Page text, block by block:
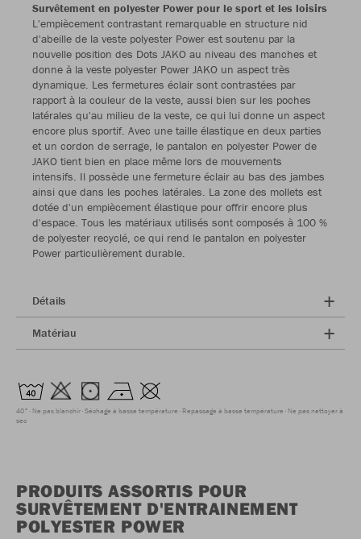
Survêtement en polyester Power pour le sport et les loisirs
L'empiècement contrastant remarquable en structure nid
d'abeille de la veste polyester Power est soutenu par la
nouvelle position des Dots JAKO au niveau des manches et
donne à la veste polyester Power JAKO un aspect très
dynamique. Les fermetures éclair sont contrastées par
rapport à la couleur de la veste, aussi bien sur les poches
latérales qu'au milieu de la veste, ce qui lui donne un aspect
encore plus sportif. Avec une taille élastique en deux parties
et un cordon de serrage, le pantalon en polyester Power de
JAKO tient bien en place même lors de mouvements
intensifs. Il possède une fermeture éclair au bas des jambes
ainsi que dans les poches latérales. La zone des mollets est
dotée d'un empiècement élastique pour offrir encore plus
d'espace. Tous les matériaux utilisés sont composés à 100 %
de polyester recyclé, ce qui rend le pantalon en polyester
Power particulièrement durable.
Détails
Matériau
40° Ne pas blanchir Séchage à basse température Repassage à basse température Ne pas nettoyer à
sec
PRODUITS ASSORTIS POUR
SURVÊTEMENT D'ENTRAINEMENT
POLYESTER POWER